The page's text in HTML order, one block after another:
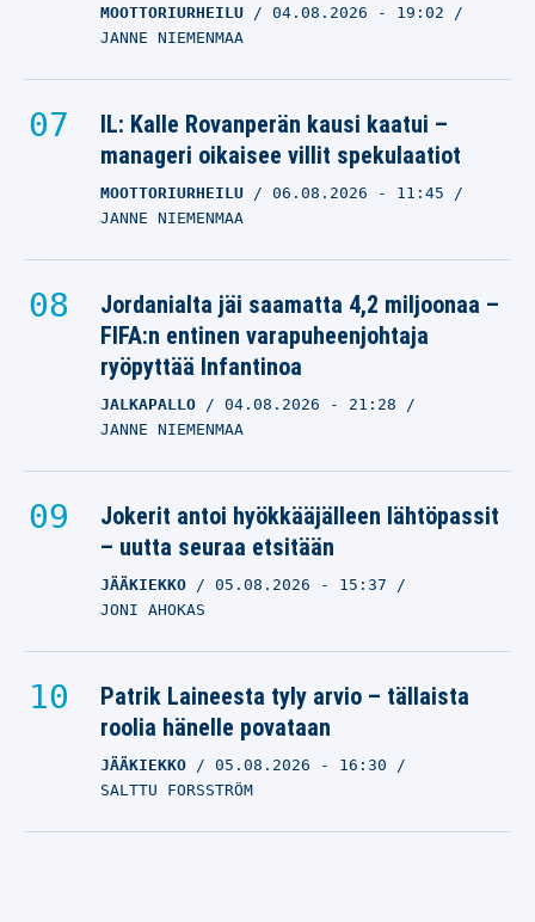
MOOTTORIURHEILU 04.08.2026 - 19:02
JANNE NIEMENMAA
IL: Kalle Rovanperän kausi kaatui –
manageri oikaisee villit spekulaatiot
MOOTTORIURHEILU 06.08.2026 - 11:45
JANNE NIEMENMAA
Jordanialta jäi saamatta 4,2 miljoonaa –
FIFA:n entinen varapuheenjohtaja
ryöpyttää Infantinoa
JALKAPALLO 04.08.2026 - 21:28
JANNE NIEMENMAA
Jokerit antoi hyökkääjälleen lähtöpassit
– uutta seuraa etsitään
JÄÄKIEKKO 05.08.2026 - 15:37
JONI AHOKAS
Patrik Laineesta tyly arvio – tällaista
roolia hänelle povataan
JÄÄKIEKKO 05.08.2026 - 16:30
SALTTU FORSSTRÖM